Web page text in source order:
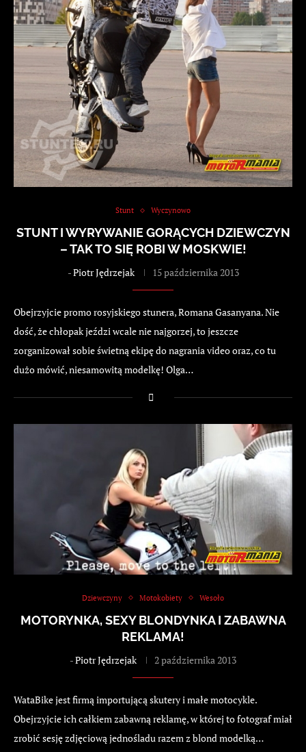
Stunt Wyczynowo
STUNT I WYRYWANIE GORĄCYCH DZIEWCZYN
– TAK TO SIĘ ROBI W MOSKWIE!
-Piotr Jędrzejak 15 października 2013
Obejrzyjcie promo rosyjskiego stunera, Romana Gasanyana. Nie
dość, że chłopak jeździ wcale nie najgorzej, to jeszcze
zorganizował sobie świetną ekipę do nagrania video oraz, co tu
dużo mówić, niesamowitą modelkę! Olga…
Dziewczyny Motokobiety Wesoło
MOTORYNKA, SEXY BLONDYNKA I ZABAWNA
REKLAMA!
-Piotr Jędrzejak 2 października 2013
WataBike jest firmą importującą skutery i małe motocykle.
Obejrzyjcie ich całkiem zabawną reklamę, w której to fotograf miał
zrobić sesję zdjęciową jednośladu razem z blond modelką…